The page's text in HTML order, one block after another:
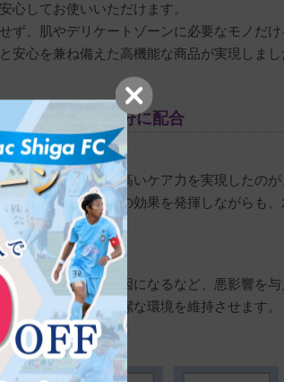
から気にならなくなりました！
心してお使いいただけます。
ず、肌やデリケートゾーンに必要なモノだけ
心を兼ね備えた高機能な商品が実現しまし
ーター」を主成分に配合
んなデリケットの高いケア力を実現したのが
除菌抗力など多くの効果を発揮しながらも
です。
を寄せ付けない
在菌とニオイの原因になるなど、悪影響を
アプローチし、清潔な環境を維持させます。